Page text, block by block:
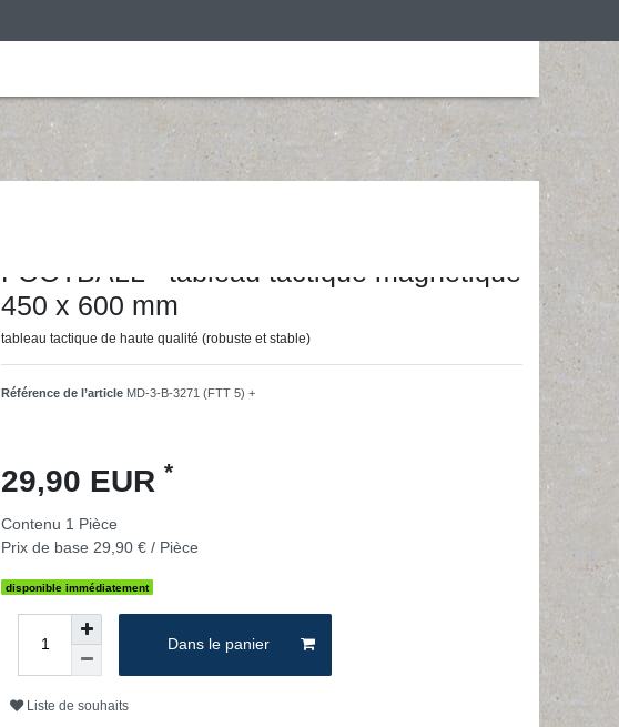
FOOTBALL - tableau tactique magnétique
450 x 600 mm
tableau tactique de haute qualité (robuste et stable)
Référence de l’article MD-3-B-3271 (FTT 5) +
29,90 EUR *
Contenu 1 Pièce
Prix de base 29,90 € / Pièce
disponible immédiatement
Dans le panier
Liste de souhaits